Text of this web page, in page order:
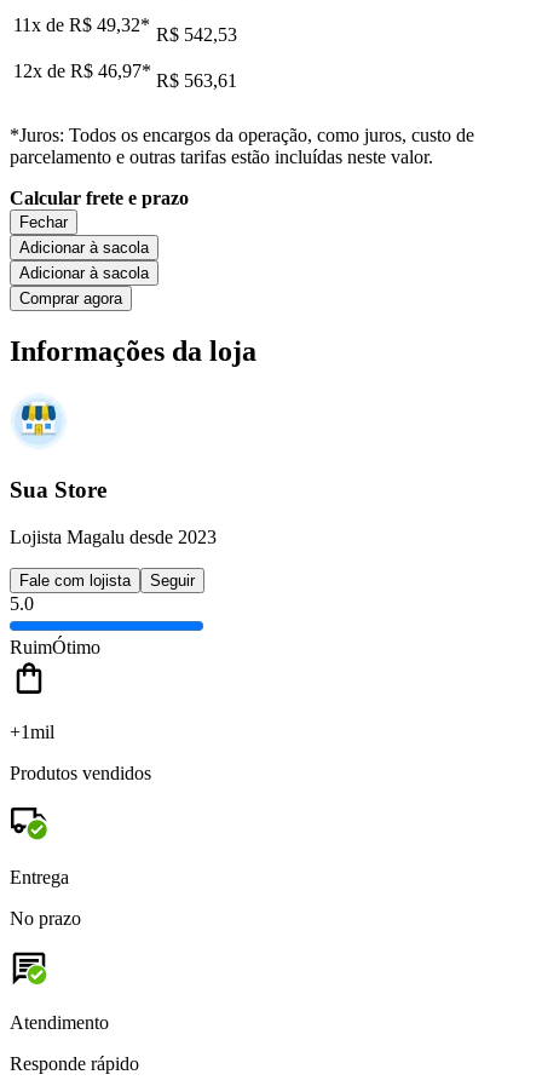
11x de R$ 49,32* R$ 542,53
12x de R$ 46,97* R$ 563,61
*Juros: Todos os encargos da operação, como juros, custo de
parcelamento e outras tarifas estão incluídas neste valor.
Calcular frete e prazo
Fechar
Adicionar à sacola
Adicionar à sacola
Comprar agora
Informações da loja
Sua Store
Lojista Magalu desde 2023
Fale com lojista Seguir
5.0
RuimÓtimo
+1mil
Produtos vendidos
Entrega
No prazo
Atendimento
Responde rápido